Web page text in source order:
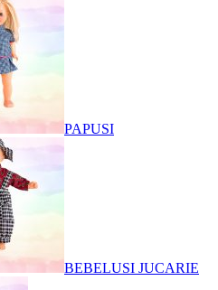
PAPUSI
BEBELUSI JUCARIE